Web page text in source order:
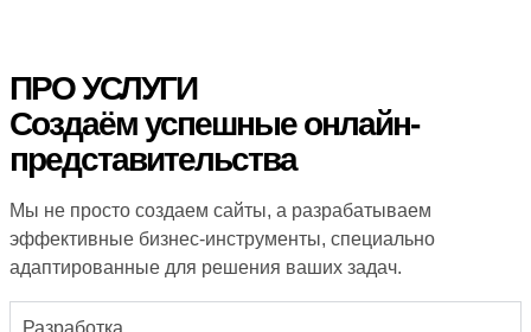
ПРО УСЛУГИ
Создаём успешные онлайн-
представительства
Мы не просто создаем сайты, а разрабатываем
эффективные бизнес-инструменты, специально
адаптированные для решения ваших задач.
Разработка